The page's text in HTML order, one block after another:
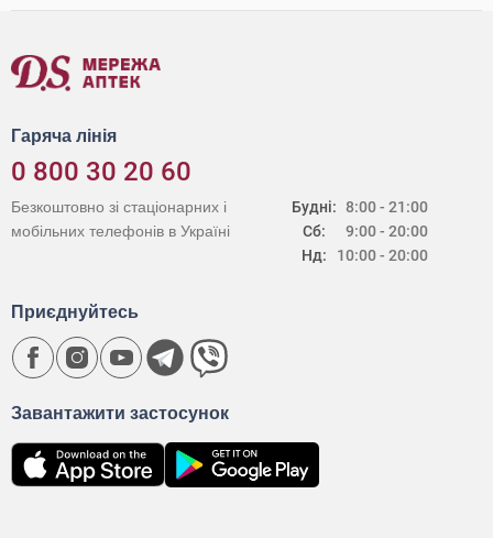
Гаряча лінія
0 800 30 20 60
Будні:
Сб:
Нд:
8:00 - 21:00
9:00 - 20:00
10:00 - 20:00
Безкоштовно зі стаціонарних і
мобільних телефонів в Україні
Завантажити застосунок
Приєднуйтесь